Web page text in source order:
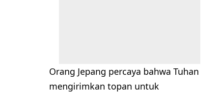
Orang Jepang percaya bahwa Tuhan
mengirimkan topan untuk